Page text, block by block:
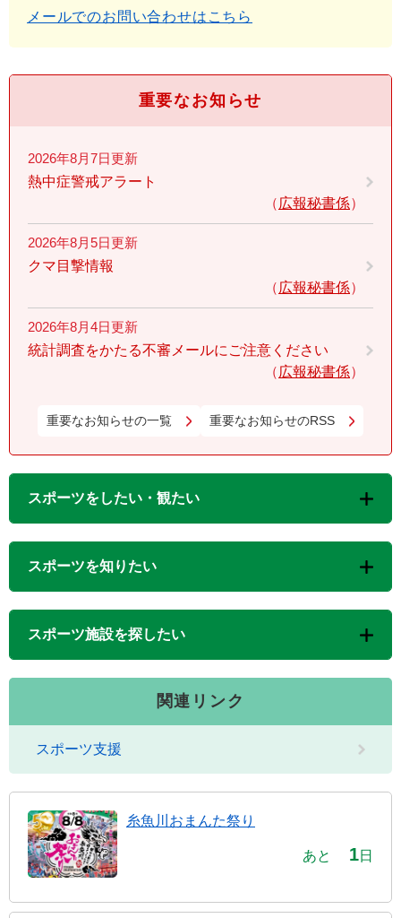
メールでのお問い合わせはこちら
重要なお知らせ
2026年8月7日更新
熱中症警戒アラート
広報秘書係
2026年8月5日更新
クマ目撃情報
広報秘書係
2026年8月4日更新
統計調査をかたる不審メールにご注意ください
広報秘書係
重要なお知らせの一覧 重要なお知らせのRSS
スポーツをしたい・観たい
スポーツを知りたい
スポーツ施設を探したい
関連リンク
スポーツ支援
糸魚川おまんた祭り
あと 1日